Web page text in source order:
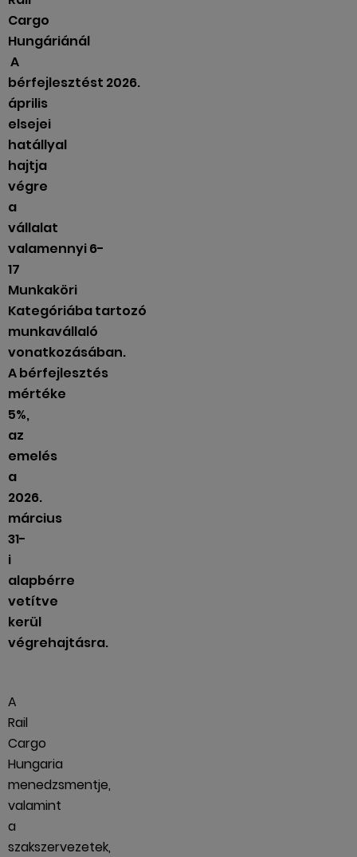
Cargo
Hungáriánál
A
bérfejlesztést 2026.
április
elsejei
hatállyal
hajtja
végre
a
vállalat
valamennyi 6-
17
Munkaköri
Kategóriába tartozó
munkavállaló
vonatkozásában.
A bérfejlesztés
mértéke
5%,
az
emelés
a
2026.
március
31-
i
alapbérre
vetítve
kerül
végrehajtásra.
A
Rail
Cargo
Hungaria
menedzsmentje,
valamint
a
szakszervezetek,